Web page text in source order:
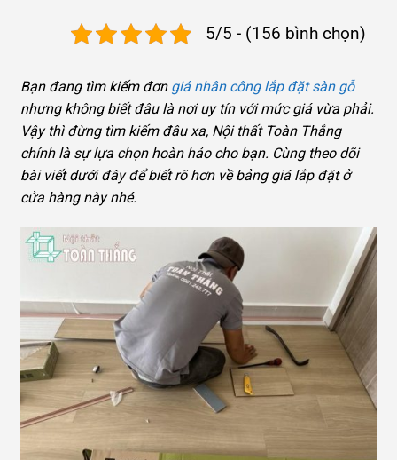
5/5 - (156 bình chọn)
Bạn đang tìm kiếm đơn giá nhân công lắp đặt sàn gỗ
nhưng không biết đâu là nơi uy tín với mức giá vừa phải.
Vậy thì đừng tìm kiếm đâu xa, Nội thất Toàn Thắng
chính là sự lựa chọn hoàn hảo cho bạn. Cùng theo dõi
bài viết dưới đây để biết rõ hơn về bảng giá lắp đặt ở
cửa hàng này nhé.